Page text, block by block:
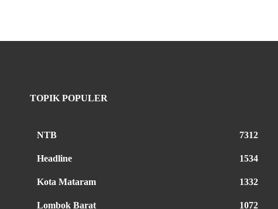
TOPIK POPULER
NTB 7312
Headline 1534
Kota Mataram 1332
Lombok Barat 1072